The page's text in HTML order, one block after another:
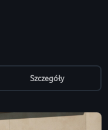
Szczegóły